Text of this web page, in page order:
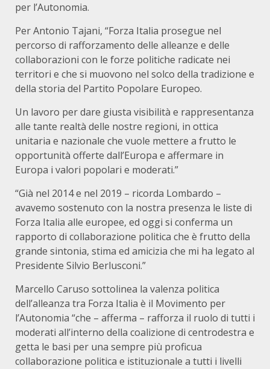
per l’Autonomia.
Per Antonio Tajani, “Forza Italia prosegue nel
percorso di rafforzamento delle alleanze e delle
collaborazioni con le forze politiche radicate nei
territori e che si muovono nel solco della tradizione e
della storia del Partito Popolare Europeo.
Un lavoro per dare giusta visibilità e rappresentanza
alle tante realtà delle nostre regioni, in ottica
unitaria e nazionale che vuole mettere a frutto le
opportunità offerte dall’Europa e affermare in
Europa i valori popolari e moderati.”
“Già nel 2014 e nel 2019 – ricorda Lombardo –
avavemo sostenuto con la nostra presenza le liste di
Forza Italia alle europee, ed oggi si conferma un
rapporto di collaborazione politica che è frutto della
grande sintonia, stima ed amicizia che mi ha legato al
Presidente Silvio Berlusconi.”
Marcello Caruso sottolinea la valenza politica
dell’alleanza tra Forza Italia è il Movimento per
l’Autonomia “che – afferma – rafforza il ruolo di tutti i
moderati all’interno della coalizione di centrodestra e
getta le basi per una sempre più proficua
collaborazione politica e istituzionale a tutti i livelli